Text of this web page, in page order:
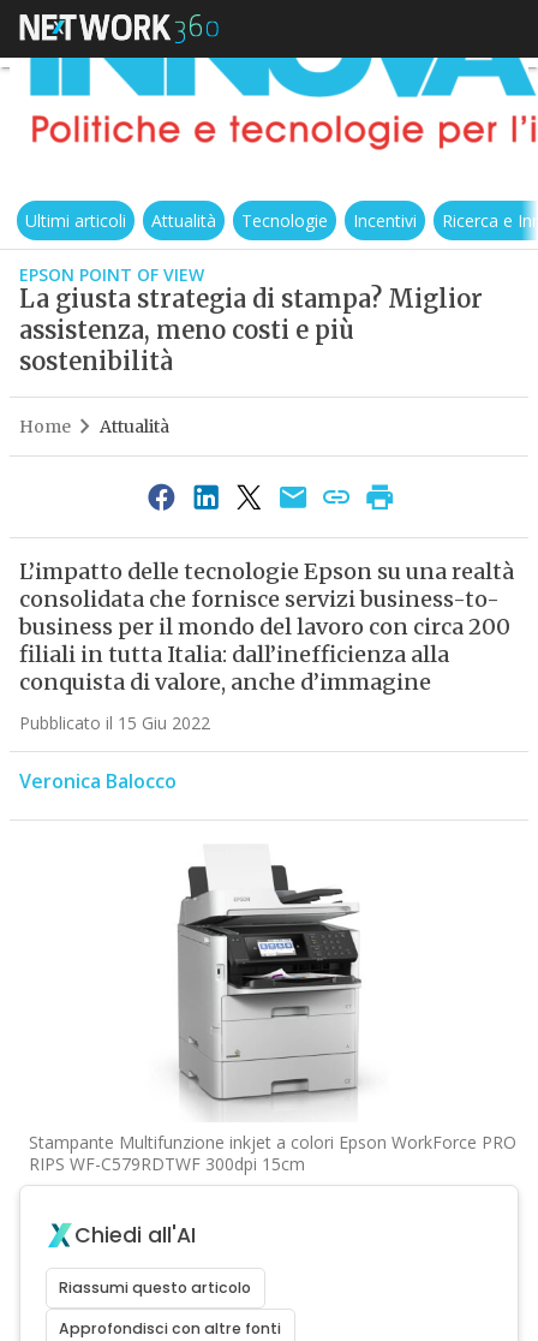
Ultimi articoli Attualità Tecnologie Incentivi Ricerca e
EPSON POINT OF VIEW
La giusta strategia di stampa? Miglior
assistenza, meno costi e più
sostenibilità
Home Attualità
L’impatto delle tecnologie Epson su una realtà
consolidata che fornisce servizi business-to-
business per il mondo del lavoro con circa 200
filiali in tutta Italia: dall’inefficienza alla
conquista di valore, anche d’immagine
Pubblicato il 15 Giu 2022
Veronica Balocco
Stampante Multifunzione inkjet a colori Epson WorkForce PRO
RIPS WF-C579RDTWF 300dpi 15cm
Chiedi all'AI
Riassumi questo articolo
Approfondisci con altre fonti